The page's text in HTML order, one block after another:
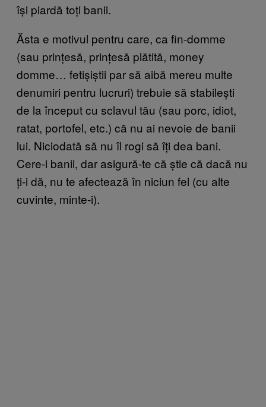
își piardă toți banii.
Ăsta e motivul pentru care, ca fin-domme
(sau prințesă, prințesă plătită, money
domme… fetișiștii par să aibă mereu multe
denumiri pentru lucruri) trebuie să stabilești
de la început cu sclavul tău (sau porc, idiot,
ratat, portofel, etc.) că nu ai nevoie de banii
lui. Niciodată să nu îl rogi să îți dea bani.
Cere-i banii, dar asigură-te că știe că dacă nu
ți-i dă, nu te afectează în niciun fel (cu alte
cuvinte, minte-i).